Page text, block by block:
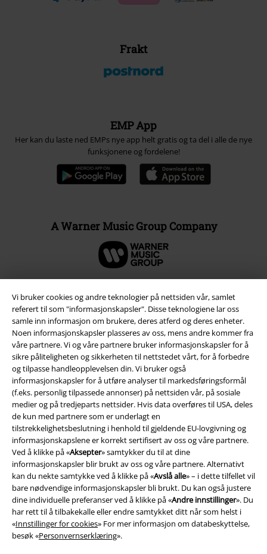
Vi bruker cookies og andre teknologier på nettsiden vår, samlet
referert til som "informasjonskapsler". Disse teknologiene lar oss
samle inn informasjon om brukere, deres atferd og deres enheter.
Noen informasjonskapsler plasseres av oss, mens andre kommer fra
våre partnere. Vi og våre partnere bruker informasjonskapsler for å
sikre påliteligheten og sikkerheten til nettstedet vårt, for å forbedre
og tilpasse handleopplevelsen din. Vi bruker også
informasjonskapsler for å utføre analyser til markedsføringsformål
(f.eks. personlig tilpassede annonser) på nettsiden vår, på sosiale
medier og på tredjeparts nettsider. Hvis data overføres til USA, deles
de kun med partnere som er underlagt en
tilstrekkelighetsbeslutning i henhold til gjeldende EU-lovgivning og
informasjonskapslene er korrekt sertifisert av oss og våre partnere.
Ved å klikke på «Aksepter» samtykker du til at dine
informasjonskapsler blir brukt av oss og våre partnere. Alternativt
kan du nekte samtykke ved å klikke på «Avslå alle» – i dette tilfellet vil
bare nødvendige informasjonskapsler bli brukt. Du kan også justere
dine individuelle preferanser ved å klikke på «Andre innstillinger». Du
har rett til å tilbakekalle eller endre samtykket ditt når som helst i
«Innstillinger for cookies» For mer informasjon om databeskyttelse,
besøk «Personvernserklæring».
Frakt
EMP App
Her kan du laste ned EMPs nye app helt gratis og ta del i alle de nye
funksjonene og fordelene!
A Warner Music Group Company
Juridisk informasjon/Vilkår
Vilkår
Impressum
Konfidensialitetserklæring
Avfallshåndtering og miljøbeskyttelse
Samsvarserklæring